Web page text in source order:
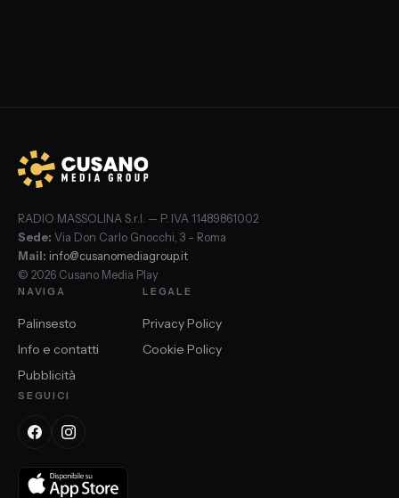
RADIO MASSOLINA S.r.l. — P. IVA 11489861002
Sede: Via Don Carlo Gnocchi, 3 – Roma
Mail: info@cusanomediagroup.it
© 2026 Cusano Media Play
NAVIGA
Palinsesto
Info e contatti
Pubblicità
LEGALE
Privacy Policy
Cookie Policy
SEGUICI